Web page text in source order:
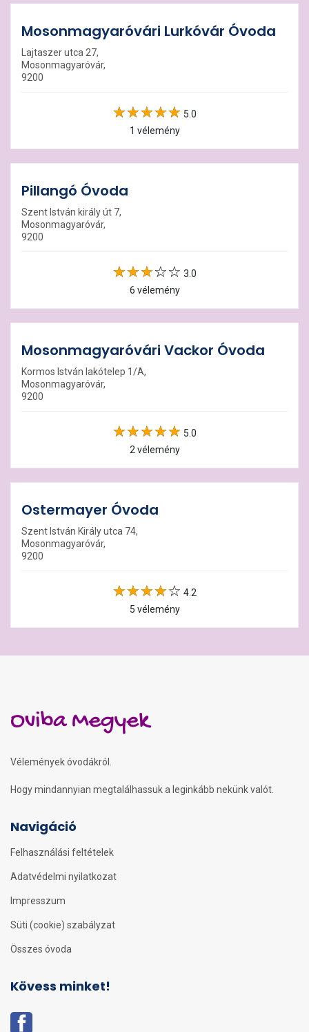
Mosonmagyaróvári Lurkóvár Óvoda
Lajtaszer utca 27,
Mosonmagyaróvár,
9200
5.0
1 vélemény
Pillangó Óvoda
Szent István király út 7,
Mosonmagyaróvár,
9200
3.0
6 vélemény
Mosonmagyaróvári Vackor Óvoda
Kormos István lakótelep 1/A,
Mosonmagyaróvár,
9200
5.0
2 vélemény
Ostermayer Óvoda
Szent István Király utca 74,
Mosonmagyaróvár,
9200
4.2
5 vélemény
Oviba Megyek
Vélemények óvodákról.
Hogy mindannyian megtalálhassuk a leginkább nekünk valót.
Navigáció
Felhasználási feltételek
Adatvédelmi nyilatkozat
Impresszum
Süti (cookie) szabályzat
Összes óvoda
Kövess minket!